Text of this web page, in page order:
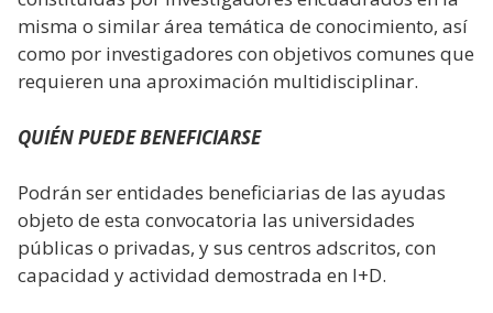
misma o similar área temática de conocimiento, así
como por investigadores con objetivos comunes que
requieren una aproximación multidisciplinar.
QUIÉN PUEDE BENEFICIARSE
Podrán ser entidades beneficiarias de las ayudas
objeto de esta convocatoria las universidades
públicas o privadas, y sus centros adscritos, con
capacidad y actividad demostrada en I+D.